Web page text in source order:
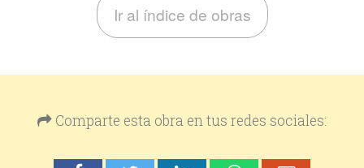
Ir al índice de obras
Comparte esta obra en tus redes sociales: